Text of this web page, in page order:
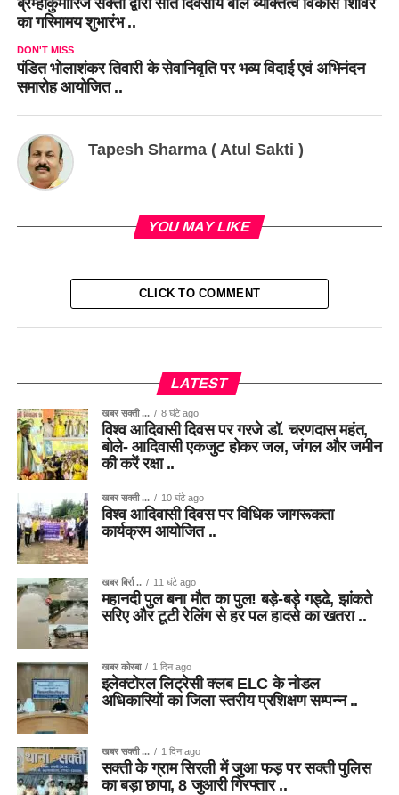
का गरिमामय शुभारंभ ..
DON'T MISS
पंडित भोलाशंकर तिवारी के सेवानिवृति पर भव्य विदाई एवं अभिनंदन
समारोह आयोजित ..
Tapesh Sharma ( Atul Sakti )
YOU MAY LIKE
CLICK TO COMMENT
LATEST
खबर सक्ती ... 8 घंटे ago
विश्व आदिवासी दिवस पर गरजे डॉ. चरणदास महंत,
बोले- आदिवासी एकजुट होकर जल, जंगल और जमीन
की करें रक्षा ..
खबर सक्ती ... 10 घंटे ago
विश्व आदिवासी दिवस पर विधिक जागरूकता
कार्यक्रम आयोजित ..
खबर बिर्रा .. 11 घंटे ago
महानदी पुल बना मौत का पुल! बड़े-बड़े गड्ढे, झांकते
सरिए और टूटी रेलिंग से हर पल हादसे का खतरा ..
खबर कोरबा 1 दिन ago
इलेक्टोरल लिट्रेसी क्लब ELC के नोडल
अधिकारियों का जिला स्तरीय प्रशिक्षण सम्पन्न ..
खबर सक्ती ... 1 दिन ago
सक्ती के ग्राम सिरली में जुआ फड़ पर सक्ती पुलिस
का बड़ा छापा, 8 जुआरी गिरफ्तार ..